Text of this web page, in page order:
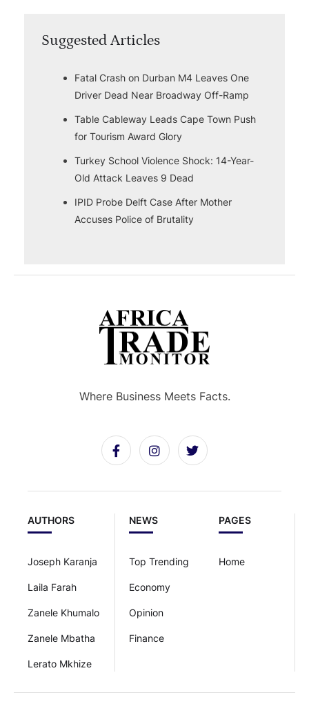
Suggested Articles
Fatal Crash on Durban M4 Leaves One
Driver Dead Near Broadway Off-Ramp
Table Cableway Leads Cape Town Push
for Tourism Award Glory
Turkey School Violence Shock: 14-Year-
Old Attack Leaves 9 Dead
IPID Probe Delft Case After Mother
Accuses Police of Brutality
PAGES
Home
NEWS
Top Trending
Economy
Opinion
Finance
AUTHORS
Joseph Karanja
Laila Farah
Zanele Khumalo
Zanele Mbatha
Lerato Mkhize
Where Business Meets Facts.